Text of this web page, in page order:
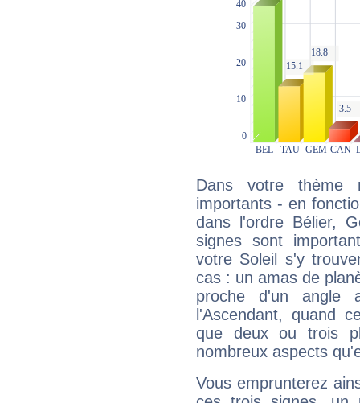
Dans votre thème
importants - en
dans l'ordre Bélier,
signes sont
votre Soleil s'y
cas : un amas de
proche d'un
l'Ascendant, quand
que deux ou trois
nombreux aspects
Vous emprunterez